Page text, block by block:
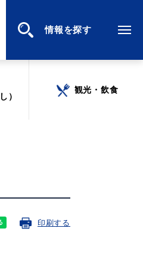
情報を探す
情報を探す
）
観光・飲食
）
観光・飲食
印刷する